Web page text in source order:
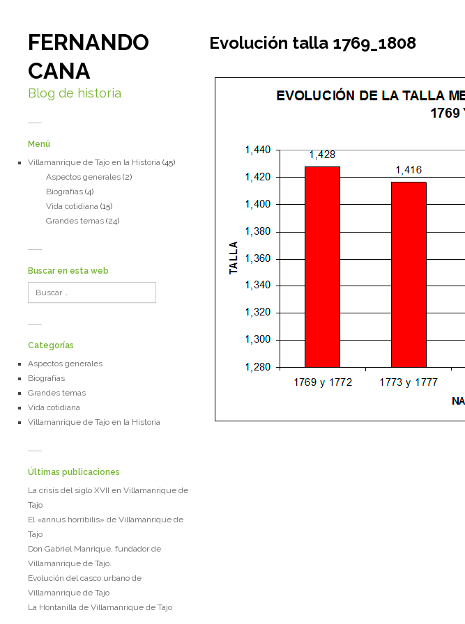
FERNANDO
CANA
Blog de historia
Menú
Villamanrique de Tajo en la Historia (45)
Aspectos generales (2)
Biografías (4)
Vida cotidiana (15)
Grandes temas (24)
Buscar en esta web
Categorías
Aspectos generales
Biografías
Grandes temas
Vida cotidiana
Villamanrique de Tajo en la Historia
Últimas publicaciones
La crisis del siglo XVII en Villamanrique de
Tajo
El «annus horribilis» de Villamanrique de
Tajo
Don Gabriel Manrique, fundador de
Villamanrique de Tajo.
Evolución del casco urbano de
Villamanrique de Tajo
La Hontanilla de Villamanrique de Tajo
Evolución talla 1769_1808